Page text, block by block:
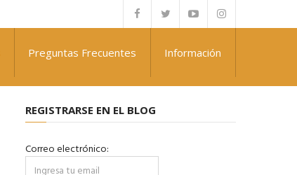
Preguntas Frecuentes Información
REGISTRARSE EN EL BLOG
Correo electrónico: